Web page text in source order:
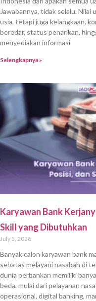
Jawabannya, tidak selalu.
usia, tetapi juga kelangkaan,
beredar, status penarikan,
menyediakan informasi
Selengkapnya »
Karyawan Bank
Skill yang Dibutuhkan
July 5, 2026
Banyak calon karyawan bank
sebatas melayani nasabah di
dunia perbankan memiliki
beda, mulai dari pelayanan
operasional, digital banking,